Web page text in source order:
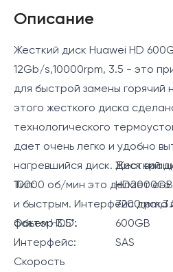
Описание
Жесткий диск Huawei HD
12Gb/s,10000rpm, 3.5 - это
для быстрой замены горячий
этого жесткого диска
технологического
дает очень легко и удобно
нагревшийся диск. Диск
10000 об/мин это делает его
и быстрым. Интерфейс диска
фактор 3.5".
Тип:
Жесткий
Объем HDD:
600GB
Интерфейс:
SAS
Скорость